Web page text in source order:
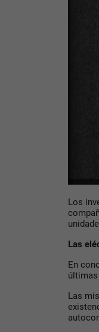
Los
Las
En
Las